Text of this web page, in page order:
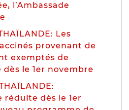
l’Ambassade
Les
provenant de
exemptés de
le 1er novembre
réduite dès le 1er